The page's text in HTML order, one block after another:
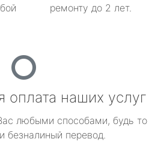
ремонту до 2 лет.
оплата наших услуг
любыми способами, будь то
безналиный перевод.